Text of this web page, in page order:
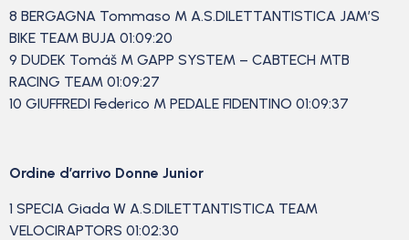
8 BERGAGNA Tommaso M A.S.DILETTANTISTICA JAM’S
BIKE TEAM BUJA 01:09:20
9 DUDEK Tomáš M GAPP SYSTEM – CABTECH MTB
RACING TEAM 01:09:27
10 GIUFFREDI Federico M PEDALE FIDENTINO 01:09:37
Ordine d’arrivo Donne Junior
1 SPECIA Giada W A.S.DILETTANTISTICA TEAM
VELOCIRAPTORS 01:02:30